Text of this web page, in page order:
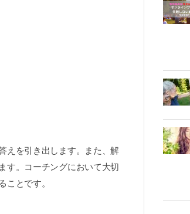
えを引き出します。また、解
す。コーチングにおいて大切
ことです。